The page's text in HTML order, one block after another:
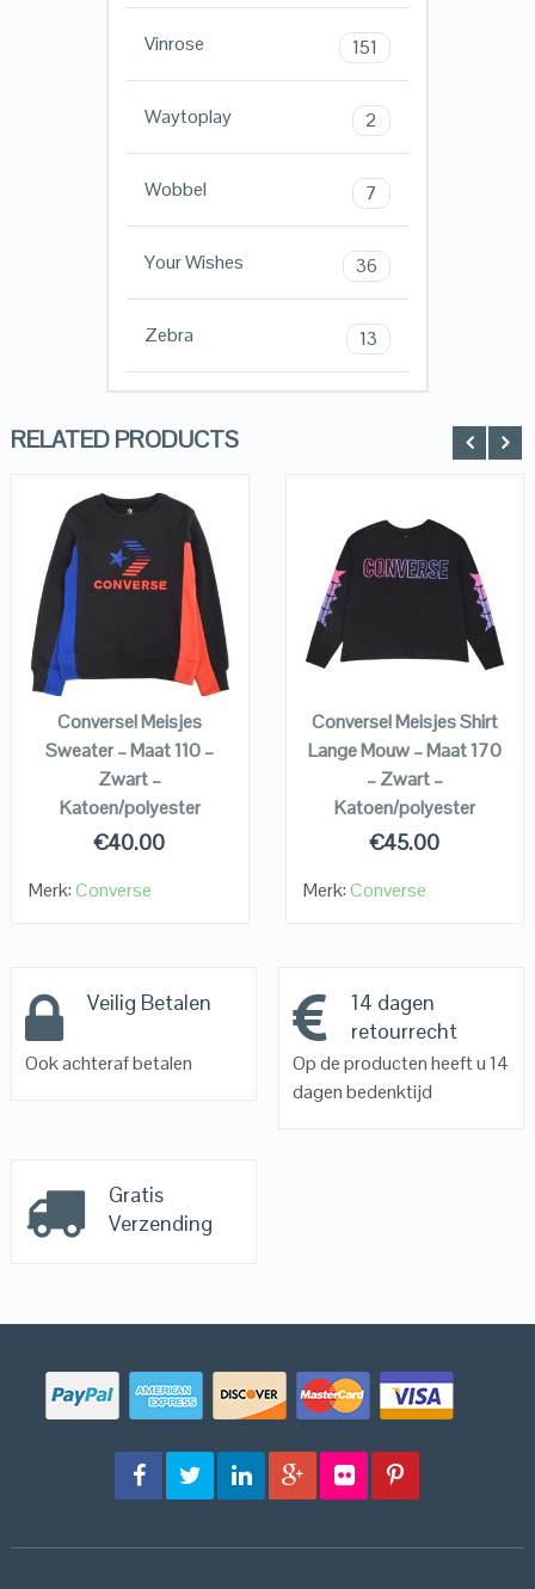
Vinrose 151
Waytoplay 2
Wobbel 7
Your Wishes 36
Zebra 13
RELATED PRODUCTS
QUICK LOOK
VIEW DETAILS
KOPEN
Converse! Meisjes
Sweater – Maat 110 –
Zwart –
Katoen/polyester
€40.00
Merk:Converse
QUICK LOOK
Converse! Meisjes Shirt
Lange Mouw – Maat 170
– Zwart –
Katoen/polyester
€45.00
Merk:Converse
Veilig Betalen
Ook achteraf betalen
14 dagen
retourrecht
Op de producten heeft u 14
dagen bedenktijd
Gratis
Verzending